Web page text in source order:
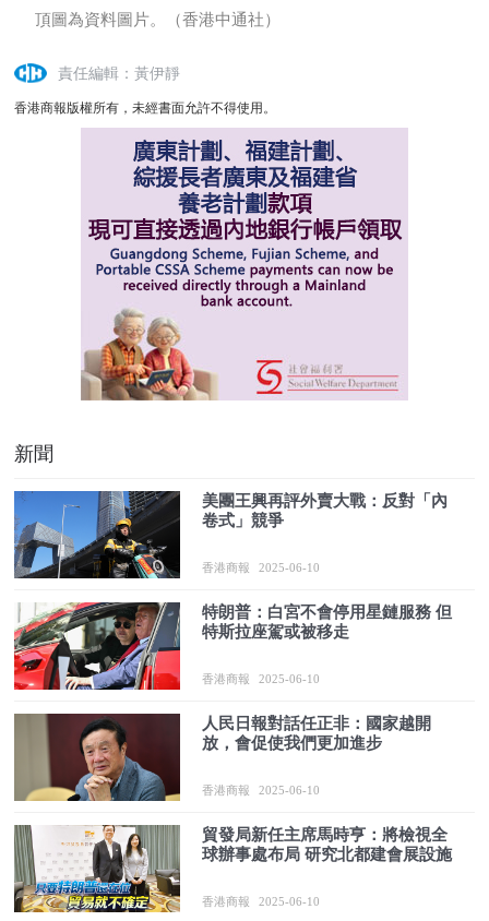
頂圖為資料圖片。（香港中通社）
責任編輯：黃伊靜
香港商報版權所有，未經書面允許不得使用。
新聞
美團王興再評外賣大戰：反對「內
卷式」競爭
香港商報 2025-06-10
特朗普：白宮不會停用星鏈服務 但
特斯拉座駕或被移走
香港商報 2025-06-10
人民日報對話任正非：國家越開
放，會促使我們更加進步
香港商報 2025-06-10
貿發局新任主席馬時亨：將檢視全
球辦事處布局 研究北都建會展設施
香港商報 2025-06-10